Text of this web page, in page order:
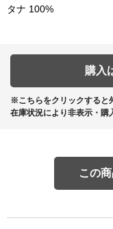
タナ 100%
購入
※こちらをクリックすると
在庫状況により非表示・購
この